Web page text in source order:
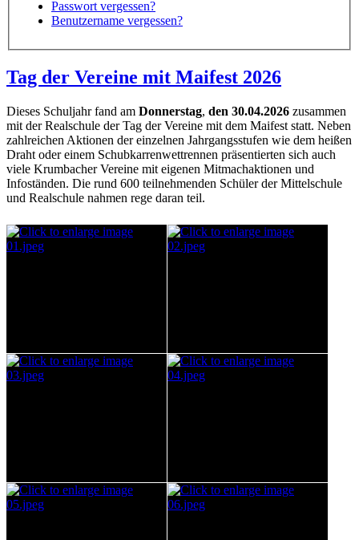
Passwort vergessen?
Benutzername vergessen?
Tag der Vereine mit Maifest 2026
Dieses Schuljahr fand am Donnerstag, den 30.04.2026 zusammen
mit der Realschule der Tag der Vereine mit dem Maifest statt. Neben
zahlreichen Aktionen der einzelnen Jahrgangsstufen wie dem heißen
Draht oder einem Schubkarrenwettrennen präsentierten sich auch
viele Krumbacher Vereine mit eigenen Mitmachaktionen und
Infoständen. Die rund 600 teilnehmenden Schüler der Mittelschule
und Realschule nahmen rege daran teil.